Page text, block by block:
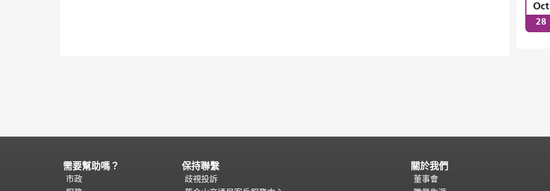
Oct
28
頁
面
需要幫助嗎？
市政
保持聯繫
歧視投訴
關於我們
董事會